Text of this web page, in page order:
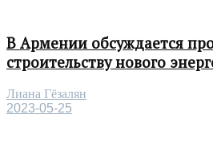
В Армении обсуждается
строительству нового
Лиана Гёзалян
2023-05-25